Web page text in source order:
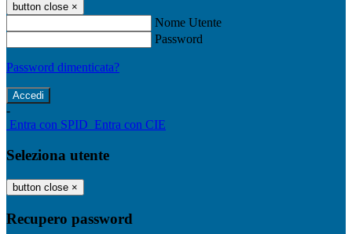
button close ×
Nome Utente
Password
Password dimenticata?
-
Entra con SPID Entra con CIE
Seleziona utente
button close ×
Recupero password